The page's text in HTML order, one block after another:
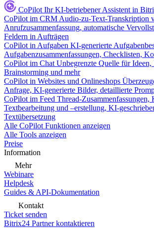
CoPilot Ihr KI-betriebener Assistent in
CoPilot im CRM Audio-zu-Text-Transkription
Anrufzusammenfassung, automatische
Feldern in Aufträgen
CoPilot in Aufgaben KI-generierte
Aufgabenzusammenfassungen, Checklisten,
CoPilot im Chat Unbegrenzte Quelle für
Brainstorming und mehr
CoPilot in Websites und Onlineshops
Anfrage, KI-generierte Bilder, detaillierte
CoPilot im Feed Thread-Zusammenfassungen,
Textbearbeitung und –erstellung, KI-
Textübersetzung
Alle CoPilot Funktionen anzeigen
Alle Tools anzeigen
Preise
Information
Mehr
Webinare
Helpdesk
Guides & API-Dokumentation
Kontakt
Ticket senden
Bitrix24 Partner kontaktieren